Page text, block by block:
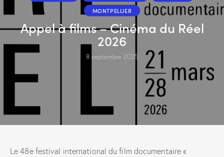
MONTPELLIER
Appel à films – Cinéma du Réel
2026
8 septembre 2025
Le 48e festival international du film documentaire «